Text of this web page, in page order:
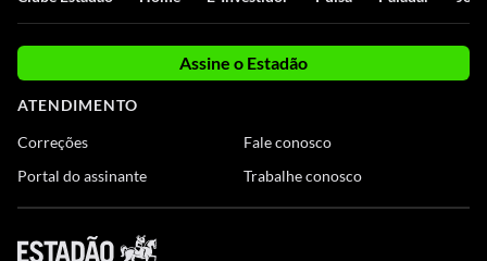
Assine o Estadão
ATENDIMENTO
Correções
Portal do assinante
Fale conosco
Trabalhe conosco